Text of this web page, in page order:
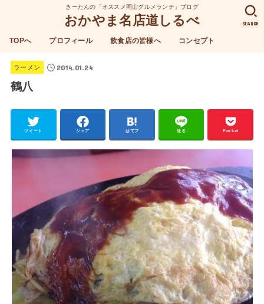
きーたんの「オススメ岡山グルメランチ」ブログ
おかやま名店道しるべ
TOPへ プロフィール 飲食店の皆様へ コンセプト
SEARCH
ラーメン 2014.01.24
鶴八
ツイート シェア はてブ 送る Pocket